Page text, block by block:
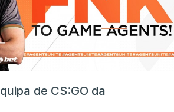
de CS:GO da